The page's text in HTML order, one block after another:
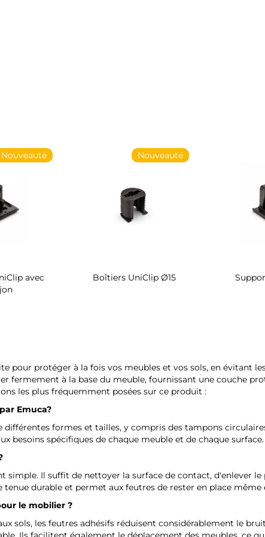
Nouveauté
avec
Nouveauté
Boîtiers UniClip Ø15
pour protéger à la fois vos meubles et vos sols, en évitant
fermement à la base du meuble, fournissant une couche
les plus fréquemment posées sur ce produit :
Emuca?
formes et tailles, y compris des tampons
besoins spécifiques de chaque meuble et de chaque surface.
simple. Il suffit de nettoyer la surface de contact, d'enlever
durable et permet aux feutres de rester en place
le mobilier ?
sols, les feutres adhésifs réduisent considérablement le